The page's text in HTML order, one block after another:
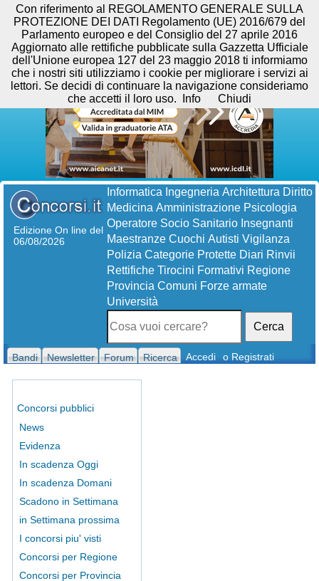
Edizione On line del
06/08/2026
Informatica Ingegneria Architettura Diritto
Medicina Amministrazione Psicologia
Operatore Socio Sanitario Insegnanti
Maestranze Cuochi Autisti Vigilanza
Polizia Categorie Protette Diari Rinvii
Rettifiche Tirocini Formativi Regione
Provincia Comuni Forze armate
Università
Cerca
Bandi Newsletter Forum Ricerca Accedi o Registrati
Concorsi pubblici
News
Evidenza
In scadenza Oggi
In scadenza Domani
Scadono in Settimana
in Settimana prossima
I concorsi piu' visti
Concorsi per Regione
Concorsi per Provincia
Con riferimento al REGOLAMENTO GENERALE SULLA
PROTEZIONE DEI DATI Regolamento (UE) 2016/679 del
Parlamento europeo e del Consiglio del 27 aprile 2016
Aggiornato alle rettifiche pubblicate sulla Gazzetta Ufficiale
dell'Unione europea 127 del 23 maggio 2018 ti informiamo
che i nostri siti utilizziamo i cookie per migliorare i servizi ai
lettori. Se decidi di continuare la navigazione consideriamo
che accetti il loro uso.
Info Chiudi